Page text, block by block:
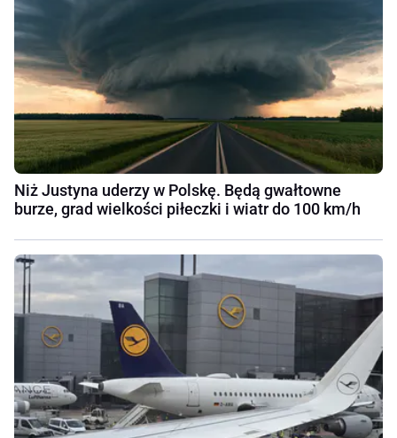
Niż Justyna uderzy w Polskę. Będą gwałtowne
burze, grad wielkości piłeczki i wiatr do 100 km/h